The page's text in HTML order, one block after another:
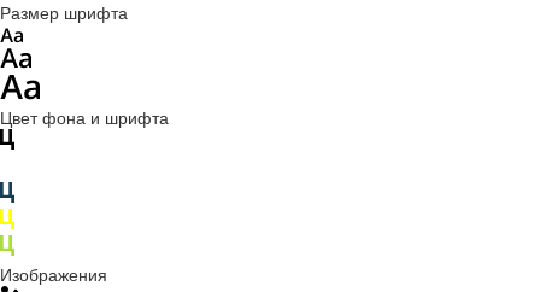
Размер шрифта
Цвет фона и шрифта
Изображения